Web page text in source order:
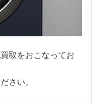
取をおこなってお
さい。